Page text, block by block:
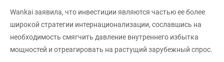
Wankai заявила, что инвестиции являются частью ее более
широкой стратегии интернационализации, сославшись на
необходимость смягчить давление внутреннего избытка
мощностей и отреагировать на растущий зарубежный спрос.